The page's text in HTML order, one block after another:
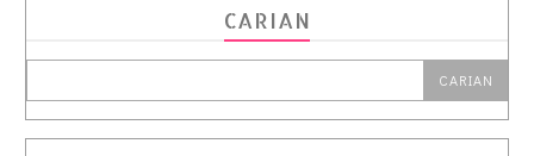
CARIAN